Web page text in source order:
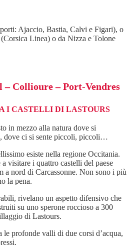
Ajaccio, Bastia, Calvi e Figari), o
Linea) o da Nizza e Tolone
– Collioure – Port-Vendres
I CASTELLI DI LASTOURS
in mezzo alla natura dove si
dove ci si sente piccoli, piccoli…
esiste nella regione Occitania.
visitare i quattro castelli del paese
a nord di Carcassonne. Non sono i più
la pena.
rivelano un aspetto difensivo che
su uno sperone roccioso a 300
di Lastours.
profonde valli di due corsi d’acqua,